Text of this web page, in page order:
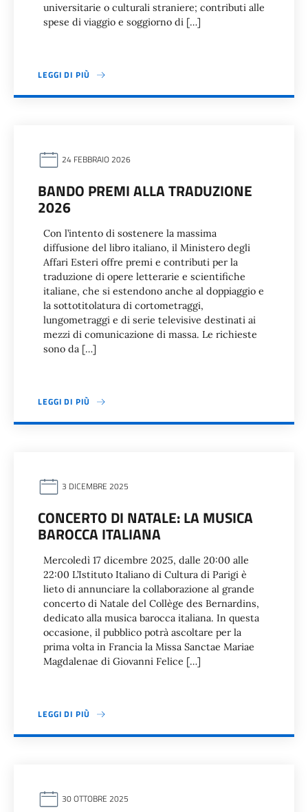
universitarie o culturali straniere; contributi alle
spese di viaggio e soggiorno di […]
LEGGI DI PIÙ
24 FEBBRAIO 2026
BANDO PREMI ALLA TRADUZIONE
2026
Con l’intento di sostenere la massima
diffusione del libro italiano, il Ministero degli
Affari Esteri offre premi e contributi per la
traduzione di opere letterarie e scientifiche
italiane, che si estendono anche al doppiaggio e
la sottotitolatura di cortometraggi,
lungometraggi e di serie televisive destinati ai
mezzi di comunicazione di massa. Le richieste
sono da […]
LEGGI DI PIÙ
3 DICEMBRE 2025
CONCERTO DI NATALE: LA MUSICA
BAROCCA ITALIANA
Mercoledì 17 dicembre 2025, dalle 20:00 alle
22:00 L’Istituto Italiano di Cultura di Parigi è
lieto di annunciare la collaborazione al grande
concerto di Natale del Collège des Bernardins,
dedicato alla musica barocca italiana. In questa
occasione, il pubblico potrà ascoltare per la
prima volta in Francia la Missa Sanctae Mariae
Magdalenae di Giovanni Felice […]
LEGGI DI PIÙ
30 OTTOBRE 2025